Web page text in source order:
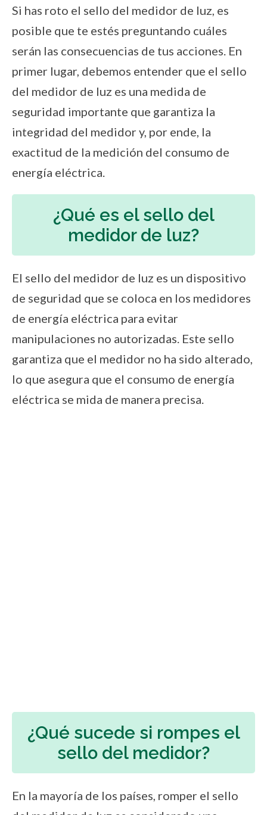
Si has roto el sello del medidor de luz, es
posible que te estés preguntando cuáles
serán las consecuencias de tus acciones. En
primer lugar, debemos entender que el sello
del medidor de luz es una medida de
seguridad importante que garantiza la
integridad del medidor y, por ende, la
exactitud de la medición del consumo de
energía eléctrica.
¿Qué es el sello del
medidor de luz?
El sello del medidor de luz es un dispositivo
de seguridad que se coloca en los medidores
de energía eléctrica para evitar
manipulaciones no autorizadas. Este sello
garantiza que el medidor no ha sido alterado,
lo que asegura que el consumo de energía
eléctrica se mida de manera precisa.
¿Qué sucede si rompes el
sello del medidor?
En la mayoría de los países, romper el sello